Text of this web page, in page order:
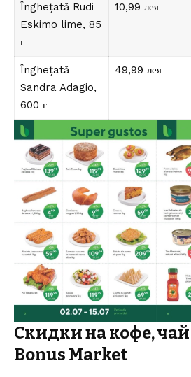
Înghețată Rudi
Eskimo lime, 85
г
10,99 лея
Înghețată
Sandra Adagio,
600 г
49,99 лея
Скидки на кофе,
Bonus Market